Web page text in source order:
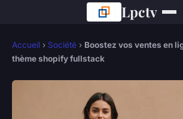
Lpctv
Accueil › Société › Boostez vos ventes en
thème shopify fullstack